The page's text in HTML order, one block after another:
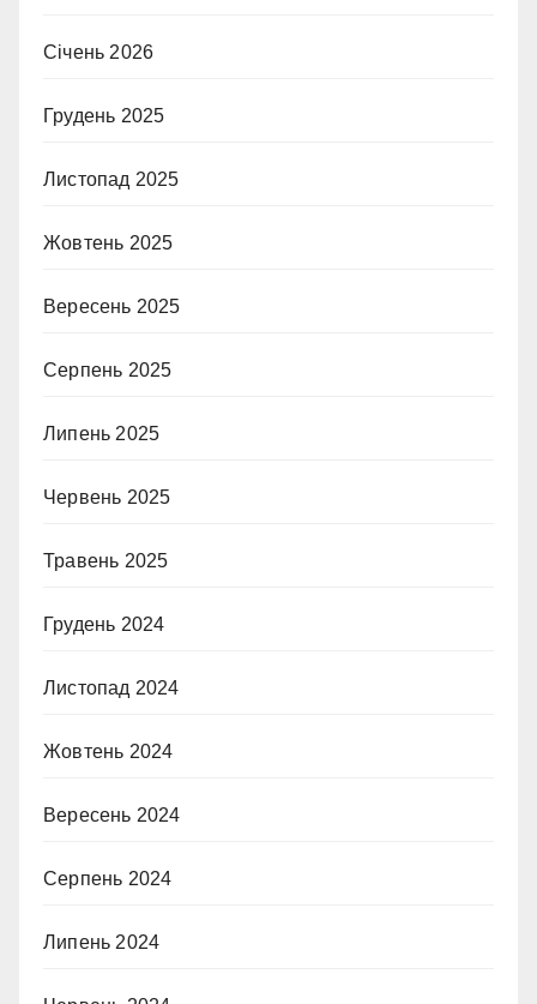
Січень 2026
Грудень 2025
Листопад 2025
Жовтень 2025
Вересень 2025
Серпень 2025
Липень 2025
Червень 2025
Травень 2025
Грудень 2024
Листопад 2024
Жовтень 2024
Вересень 2024
Серпень 2024
Липень 2024